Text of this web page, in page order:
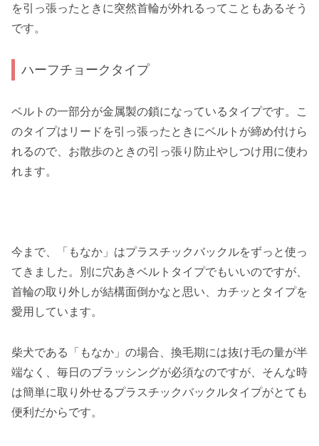
を引っ張ったときに突然首輪が外れるってこともあるそう
です。
ハーフチョークタイプ
ベルトの一部分が金属製の鎖になっているタイプです。こ
のタイプはリードを引っ張ったときにベルトが締め付けら
れるので、お散歩のときの引っ張り防止やしつけ用に使わ
れます。
今まで、「もなか」はプラスチックバックルをずっと使っ
てきました。別に穴あきベルトタイプでもいいのですが、
首輪の取り外しが結構面倒かなと思い、カチッとタイプを
愛用しています。
柴犬である「もなか」の場合、換毛期には抜け毛の量が半
端なく、毎日のブラッシングが必須なのですが、そんな時
は簡単に取り外せるプラスチックバックルタイプがとても
便利だからです。